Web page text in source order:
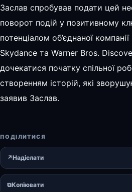
Заслав спробував подати цей
поворот подій у позитивному
потенціалом об’єднаної
Skydance та Warner Bros.
дочекатися початку спільної
створенням історій, які
заявив Заслав.
ПОДІЛИТИСЯ
↗Надіслати
⧉Копіювати